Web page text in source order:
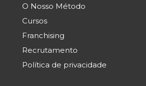
O Nosso Método
Cursos
Franchising
Recrutamento
Política de privacidade